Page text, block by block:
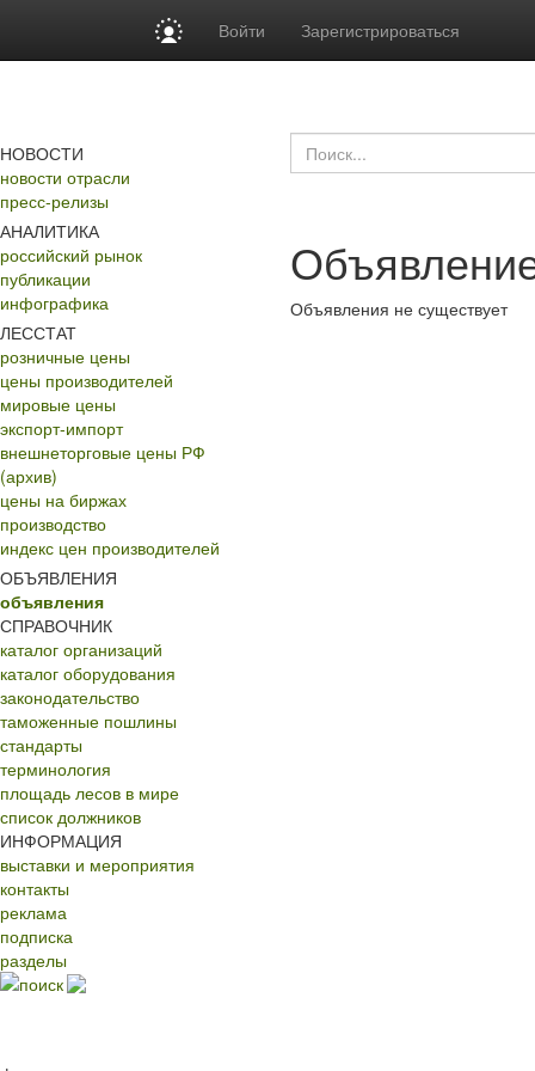
Войти Зарегистрироваться
НОВОСТИ
новости отрасли
пресс-релизы
АНАЛИТИКА
российский рынок
публикации
инфографика
ЛЕССТАТ
розничные цены
цены производителей
мировые цены
экспорт-импорт
внешнеторговые цены РФ
(архив)
цены на биржах
производство
индекс цен производителей
ОБЪЯВЛЕНИЯ
объявления
СПРАВОЧНИК
каталог организаций
каталог оборудования
законодательство
таможенные пошлины
стандарты
терминология
площадь лесов в мире
список должников
ИНФОРМАЦИЯ
выставки и мероприятия
контакты
реклама
подписка
разделы
поиск
Объявления не существует